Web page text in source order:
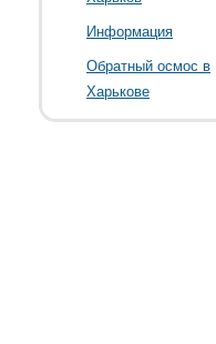
Информация
Обратный осмос в
Харькове